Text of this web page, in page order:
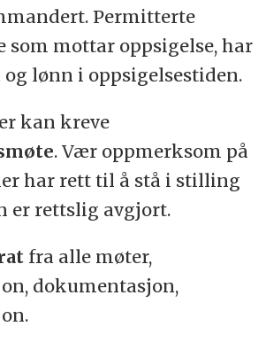
Permitterte
som mottar oppsigelse, har
lønn i oppsigelsestiden.
kan kreve
. Vær oppmerksom på
har rett til å stå i stilling
er rettslig avgjort.
fra alle møter,
dokumentasjon,